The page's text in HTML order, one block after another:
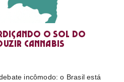
o sol do
cannabis
incômodo: o Brasil está